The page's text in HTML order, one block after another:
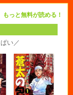
もっと無料が読める！
い／